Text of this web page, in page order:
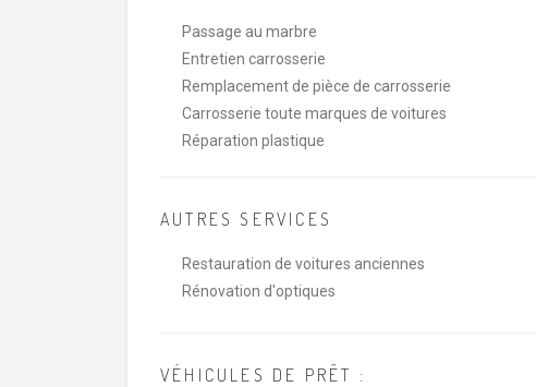
Passage au marbre
Entretien carrosserie
Remplacement de pièce de carrosserie
Carrosserie toute marques de voitures
Réparation plastique
AUTRES SERVICES
Restauration de voitures anciennes
Rénovation d'optiques
VÉHICULES DE PRÊT :